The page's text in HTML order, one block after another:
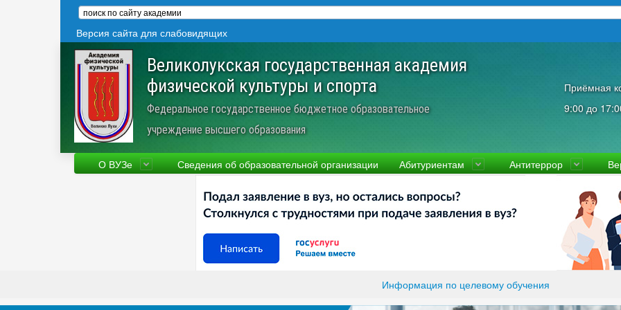
Версия сайта для слабовидящих
Великолукская государственная академия
физической культуры и спорта
Федеральное государственное бюджетное образовательное
учреждение высшего образования
Приёмная
9:00 до
О ВУЗе
Сведения об образовательной
Факультеты
Руководство
Преподаватели и сотрудники
Научная деятельность
Противодействие коррупции Прочие документы
Сведения об образовательной организации Абитуриентам
Приемная комиссия
Стоимость
Антитеррор
Правовая
Информация
Информация по целевому обучения